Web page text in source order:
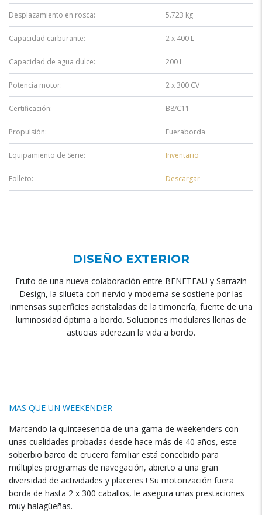
Desplazamiento en rosca: 5.723 kg
Capacidad carburante: 2 x 400 L
Capacidad de agua dulce: 200 L
Potencia motor: 2 x 300 CV
Certificación: B8/C11
Propulsión: Fueraborda
Equipamiento de Serie: Inventario
Folleto: Descargar
DISEÑO EXTERIOR
Fruto de una nueva colaboración entre BENETEAU y Sarrazin
Design, la silueta con nervio y moderna se sostiene por las
inmensas superficies acristaladas de la timonería, fuente de una
luminosidad óptima a bordo. Soluciones modulares llenas de
astucias aderezan la vida a bordo.
MAS QUE UN WEEKENDER
Marcando la quintaesencia de una gama de weekenders con
unas cualidades probadas desde hace más de 40 años, este
soberbio barco de crucero familiar está concebido para
múltiples programas de navegación, abierto a una gran
diversidad de actividades y placeres ! Su motorización fuera
borda de hasta 2 x 300 caballos, le asegura unas prestaciones
muy halagüeñas.